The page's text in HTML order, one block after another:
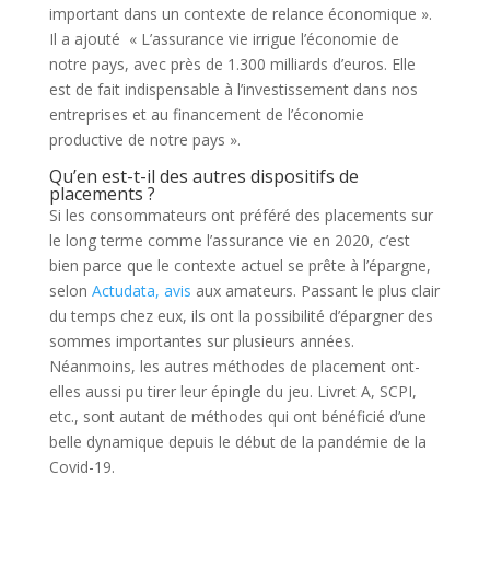
important dans un contexte de relance économique ».
Il a ajouté « L’assurance vie irrigue l’économie de
notre pays, avec près de 1.300 milliards d’euros. Elle
est de fait indispensable à l’investissement dans nos
entreprises et au financement de l’économie
productive de notre pays ».
Qu’en est-t-il des autres dispositifs de
placements ?
Si les consommateurs ont préféré des placements sur
le long terme comme l’assurance vie en 2020, c’est
bien parce que le contexte actuel se prête à l’épargne,
selon Actudata, avis aux amateurs. Passant le plus clair
du temps chez eux, ils ont la possibilité d’épargner des
sommes importantes sur plusieurs années.
Néanmoins, les autres méthodes de placement ont-
elles aussi pu tirer leur épingle du jeu. Livret A, SCPI,
etc., sont autant de méthodes qui ont bénéficié d’une
belle dynamique depuis le début de la pandémie de la
Covid-19.